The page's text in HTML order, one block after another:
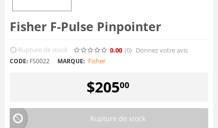
Fisher F-Pulse Pinpointer
Rupture de stock 0.00 (0) Donnez votre avis
CODE: FS0022 MARQUE: Fisher
$20500
Rupture de stock